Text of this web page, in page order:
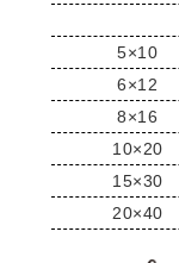
5×10
6×12
8×16
10×20
15×30
20×40